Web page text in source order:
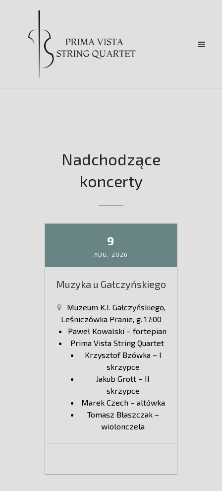
Nadchodzące
koncerty
9
AUG, 2026
Muzyka u Gałczyńskiego
Muzeum K.I. Gałczyńskiego,
Leśniczówka Pranie, g. 17:00
Paweł Kowalski – fortepian
Prima Vista String Quartet
Krzysztof Bzówka – I
skrzypce
Jakub Grott – II
skrzypce
Marek Czech – altówka
Tomasz Błaszczak –
wiolonczela